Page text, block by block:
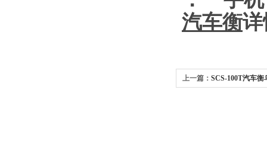
汽车衡
上一篇： SCS-100T汽车